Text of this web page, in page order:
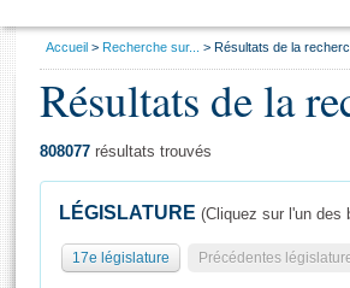
Général
Vous
Accueil Recherche sur... Résultats de la
Résultats de la
808077 résultats trouvés
LÉGISLATURE (Cliquez sur l'un des
17e législature Précédentes